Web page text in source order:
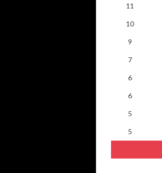
11
10
9
7
6
6
5
5